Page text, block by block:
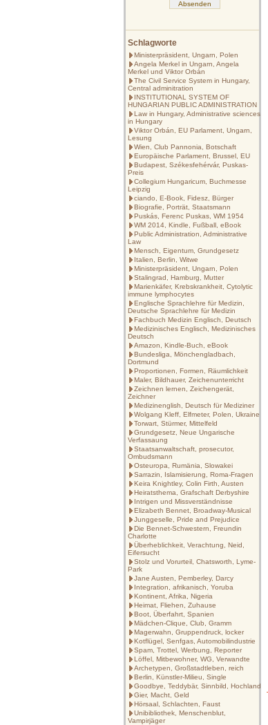
Schlagworte
Ministerpräsident, Ungarn, Polen
Angela Merkel in Ungarn, Angela
Merkel und Viktor Orbán
The Civil Service System in Hungary,
Central adminitration
INSTITUTIONAL SYSTEM OF
HUNGARIAN PUBLIC ADMINISTRATION
Law in Hungary, Administrative sciences
in Hungary
Viktor Orbán, EU Parlament, Ungarn,
Lesung
Wien, Club Pannonia, Botschaft
Europäische Parlament, Brussel, EU
Budapest, Székesfehérvár, Puskas-
Preis
Collegium Hungaricum, Buchmesse
Leipzig
ciando, E-Book, Fidesz, Bürger
Biografie, Porträt, Staatsmann
Puskás, Ferenc Puskas, WM 1954
WM 2014, Kindle, Fußball, eBook
Public Administration, Administrative
Law
Mensch, Eigentum, Grundgesetz
Italien, Berlin, Witwe
Ministerpräsident, Ungarn, Polen
Stalingrad, Hamburg, Mutter
Marienkäfer, Krebskrankheit, Cytolytic
immune lymphocytes
Englische Sprachlehre für Medizin,
Deutsche Sprachlehre für Medizin
Fachbuch Medizin Englisch, Deutsch
Medizinisches Englisch, Medizinisches
Deutsch
Amazon, Kindle-Buch, eBook
Bundesliga, Mönchengladbach,
Dortmund
Proportionen, Formen, Räumlichkeit
Maler, Bildhauer, Zeichenunterricht
Zeichnen lernen, Zeichengerät,
Zeichner
Medizinenglish, Deutsch für Mediziner
Wolgang Kleff, Elfmeter, Polen, Ukraine
Torwart, Stürmer, Mittelfeld
Grundgesetz, Neue Ungarische
Verfassaung
Staatsanwaltschaft, prosecutor,
Ombudsmann
Osteuropa, Rumänia, Slowakei
Sarrazin, Islamisierung, Roma-Fragen
Keira Knightley, Colin Firth, Austen
Heiratsthema, Grafschaft Derbyshire
Intrigen und Missverständnisse
Elizabeth Bennet, Broadway-Musical
Junggeselle, Pride and Prejudice
Die Bennet-Schwestern, Freundin
Charlotte
Überheblichkeit, Verachtung, Neid,
Eifersucht
Stolz und Vorurteil, Chatsworth, Lyme-
Park
Jane Austen, Pemberley, Darcy
Integration, afrikanisch, Yoruba
Kontinent, Afrika, Nigeria
Heimat, Fliehen, Zuhause
Boot, Überfahrt, Spanien
Mädchen-Clique, Club, Gramm
Magerwahn, Gruppendruck, locker
Kotflügel, Senfgas, Automobilindustrie
Spam, Trottel, Werbung, Reporter
Löffel, Mitbewohner, WG, Verwandte
Archetypen, Großstadtleben, reich
Berlin, Künstler-Milieu, Single
Goodbye, Teddybär, Sinnbild, Hochland
Gier, Macht, Geld
Hörsaal, Schlachten, Faust
Unibibliothek, Menschenblut,
Vampirjäger